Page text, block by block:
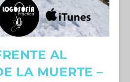
AL
LA MUERTE –